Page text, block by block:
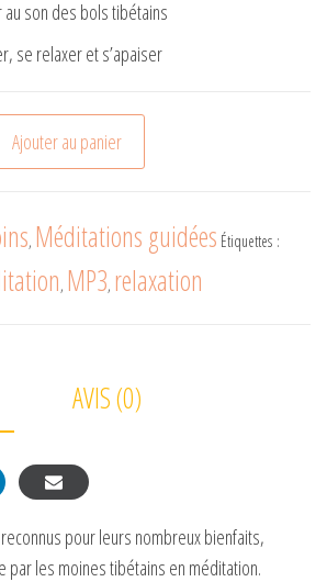
son des bols tibétains
se relaxer et s’apaiser
avec les bols tibétains
Ajouter au panier
, Méditations guidées Étiquettes :
, MP3, relaxation
AVIS (0)
pour leurs nombreux bienfaits,
par les moines tibétains en méditation.